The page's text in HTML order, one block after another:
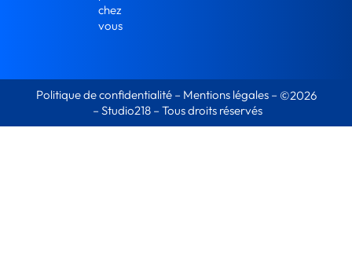
chez
vous
Politique de confidentialité – Mentions légales– ©2026
– Studio218– Tous droits réservés